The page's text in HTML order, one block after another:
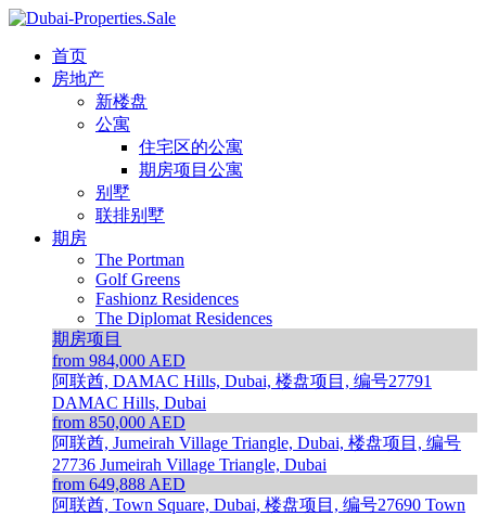
首页
房地产
新楼盘
公寓
住宅区的公寓
期房项目公寓
别墅
联排别墅
期房
The Portman
Golf Greens
Fashionz Residences
The Diplomat Residences
期房项目
from 984,000 AED
阿联酋, DAMAC Hills, Dubai, 楼盘项目, 编号27791
DAMAC Hills, Dubai
from 850,000 AED
阿联酋, Jumeirah Village Triangle, Dubai, 楼盘项目, 编号
27736 Jumeirah Village Triangle, Dubai
from 649,888 AED
阿联酋, Town Square, Dubai, 楼盘项目, 编号27690 Town